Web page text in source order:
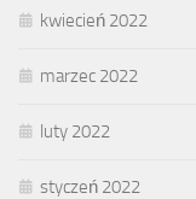
kwiecień 2022
marzec 2022
luty 2022
styczeń 2022